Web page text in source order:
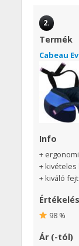
2.
Termék
Cabeau
Info
+
+
+ kiváló
Értékelés
98 %
Ár (-tól)